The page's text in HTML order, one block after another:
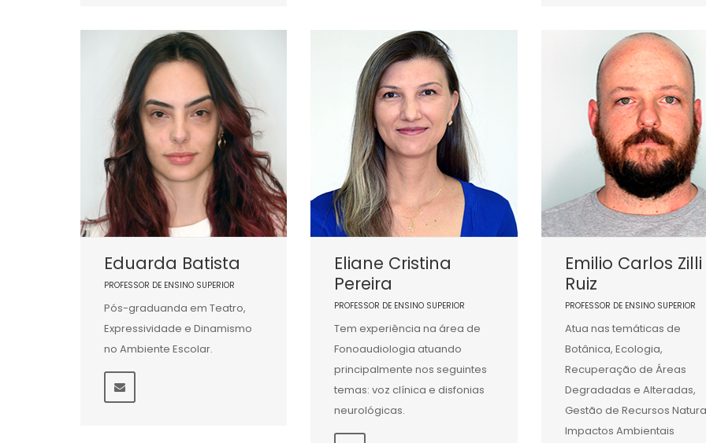
Eduarda Batista
PROFESSOR DE ENSINO SUPERIOR
Pós-graduanda em Teatro,
Expressividade e Dinamismo
no Ambiente Escolar.
Eliane Cristina
Pereira
PROFESSOR DE ENSINO SUPERIOR
Tem experiência na área de
Fonoaudiologia atuando
principalmente nos seguintes
temas: voz clínica e disfonias
neurológicas.
Emilio Carlos Zilli
Ruiz
PROFESSOR DE ENSINO SUPERIOR
Atua nas temáticas de
Botânica, Ecologia,
Recuperação de Áreas
Degradadas e Alteradas,
Gestão de Recursos
Impactos Ambientais